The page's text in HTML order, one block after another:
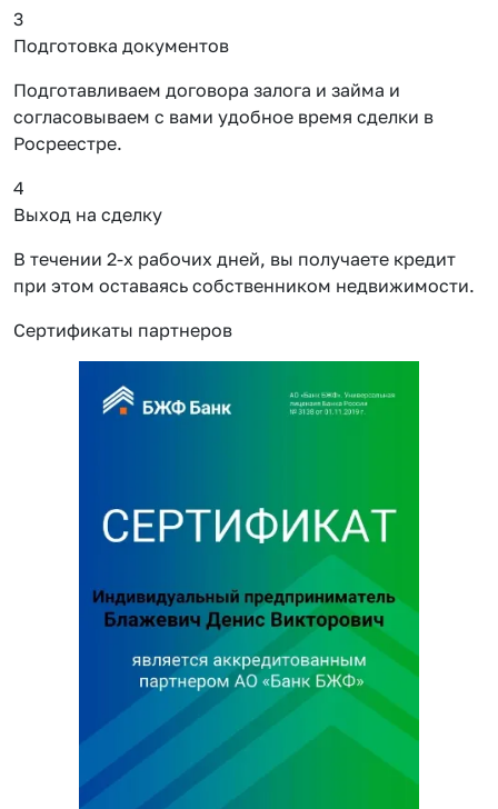
3
Подготовка документов
Подготавливаем договора залога и займа и
согласовываем с вами удобное время сделки в
Росреестре.
4
Выход на сделку
В течении 2-х рабочих дней, вы получаете кредит
при этом оставаясь собственником недвижимости.
Сертификаты партнеров